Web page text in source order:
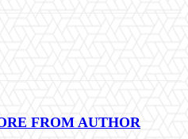
FROM AUTHOR